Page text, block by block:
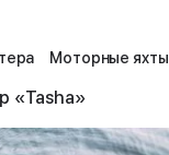
Моторные яхты
«Tasha»